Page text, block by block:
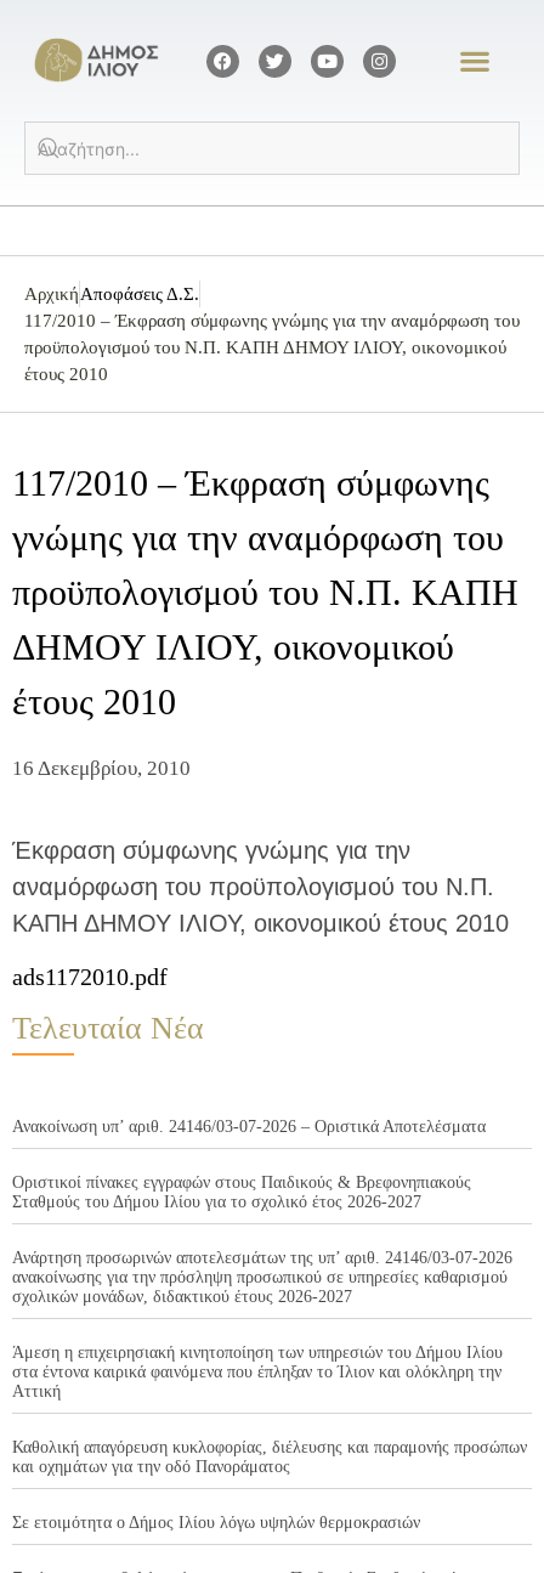
ΑρχικήΑποφάσεις Δ.Σ.
117/2010 – Έκφραση σύμφωνης γνώμης για την αναμόρφωση του
προϋπολογισμού του Ν.Π. ΚΑΠΗ ΔΗΜΟΥ ΙΛΙΟΥ, οικονομικού
έτους 2010
117/2010 – Έκφραση σύμφωνης
γνώμης για την αναμόρφωση του
προϋπολογισμού του Ν.Π. ΚΑΠΗ
ΔΗΜΟΥ ΙΛΙΟΥ, οικονομικού
έτους 2010
16 Δεκεμβρίου, 2010
Έκφραση σύμφωνης γνώμης για την
αναμόρφωση του προϋπολογισμού του Ν.Π.
ΚΑΠΗ ΔΗΜΟΥ ΙΛΙΟΥ, οικονομικού έτους 2010
ads1172010.pdf
Τελευταία Νέα
Ανακοίνωση υπ’ αριθ. 24146/03-07-2026 – Οριστικά Αποτελέσματα
Οριστικοί πίνακες εγγραφών στους Παιδικούς & Βρεφονηπιακούς
Σταθμούς του Δήμου Ιλίου για το σχολικό έτος 2026-2027
Ανάρτηση προσωρινών αποτελεσμάτων της υπ’ αριθ. 24146/03-07-2026
ανακοίνωσης για την πρόσληψη προσωπικού σε υπηρεσίες καθαρισμού
σχολικών μονάδων, διδακτικού έτους 2026-2027
Άμεση η επιχειρησιακή κινητοποίηση των υπηρεσιών του Δήμου Ιλίου
στα έντονα καιρικά φαινόμενα που έπληξαν το Ίλιον και ολόκληρη την
Αττική
Καθολική απαγόρευση κυκλοφορίας, διέλευσης και παραμονής προσώπων
και οχημάτων για την οδό Πανοράματος
Σε ετοιμότητα ο Δήμος Ιλίου λόγω υψηλών θερμοκρασιών